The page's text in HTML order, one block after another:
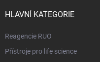
HLAVNÍ KATEGORIE
Reagencie RUO
Přístroje pro life science